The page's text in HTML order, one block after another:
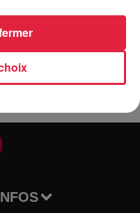
ou test négatif
que les visiteurs.